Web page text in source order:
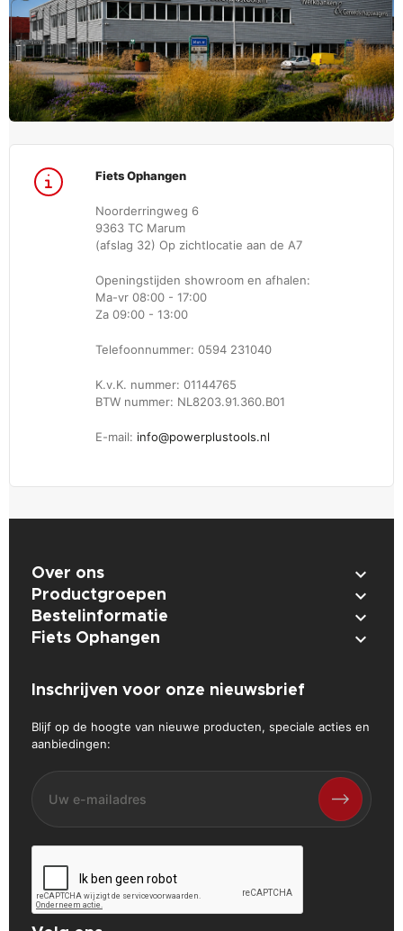
Fiets Ophangen
Noorderringweg 6
9363 TC Marum
(afslag 32) Op zichtlocatie aan de A7
Openingstijden showroom en afhalen:
Ma-vr 08:00 - 17:00
Za 09:00 - 13:00
Telefoonnummer: 0594 231040
K.v.K. nummer: 01144765
BTW nummer: NL8203.91.360.B01
E-mail: info@powerplustools.nl
Over ons 
Productgroepen 
Bestelinformatie 
Fiets Ophangen 
Inschrijven voor onze nieuwsbrief
Blijf op de hoogte van nieuwe producten, speciale acties en
aanbiedingen: